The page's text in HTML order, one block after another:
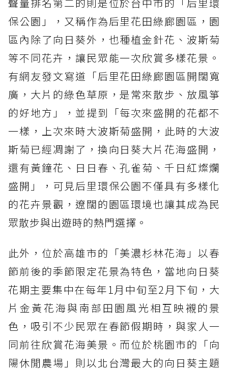
保公園」，又稱作為后里花田綠廊園區，園
區內除了向日葵外，也種植金針花、波斯菊
等不同花卉，讓民眾能一次欣賞多樣花景。
有網友發文寫道「后里花田綠廊園區開闊寬
廣，大片的綠色草原，是常來散步、放風箏
的好地方」，並提到「每次來盛開的花都不
一樣，上次來時大波斯菊盛開，此時的大波
斯菊已經凋謝了，換向日葵大片花海盛開，
還有黃鐘花、日日春、孔雀菊、千日紅燦爛
盛開」，可見后里環保公園不僅具有多樣化
的花卉景觀，遼闊的園區環境也讓其成為民
眾散步與出遊時的熱門選擇。
此外，位於高雄市的「美濃杉林花海」以春
節前後的季節限定花景為特色，當地向日葵
花期主要集中在每年1月中旬至2月下旬，大
片金黃花海與南部田園風光相互映襯的景
色，吸引不少民眾在春節假期時，與家人一
同前往欣賞花海美景。而位於桃園市的「向
陽休閒農場」則以北台灣最大的向日葵主題